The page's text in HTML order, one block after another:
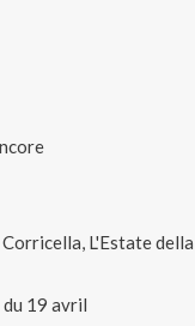
Corricella, L'Estate della
19 avril